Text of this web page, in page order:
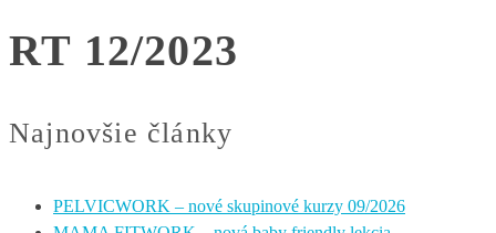
RT 12/2023
Najnovšie články
PELVICWORK – nové skupinové kurzy 09/2026